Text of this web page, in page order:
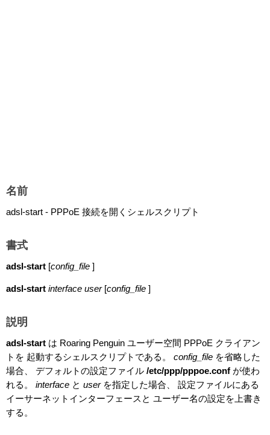
名前
adsl-start - PPPoE 接続を開くシェルスクリプト
書式
adsl-start [config_file ]
adsl-start interface user[config_file ]
説明
adsl-start は Roaring Penguin ユーザー空間 PPPoE クライアン
トを 起動するシェルスクリプトである。 config_file を省略した
場合、 デフォルトの設定ファイル /etc/ppp/pppoe.conf が使わ
れる。 interface と userを指定した場合、 設定ファイルにある
イーサーネットインターフェースと ユーザー名の設定を上書き
する。